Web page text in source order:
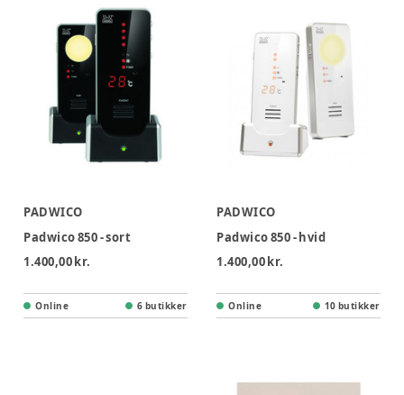
PADWICO
Padwico 850 - sort
1.400,00 kr.
Online 6 butikker
PADWICO
Padwico 850 - hvid
1.400,00 kr.
Online 10 butikker